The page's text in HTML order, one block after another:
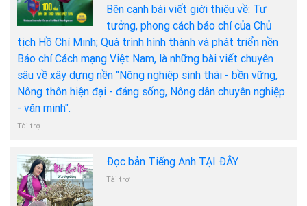
Bên cạnh bài viết giới thiệu về: Tư
tưởng, phong cách báo chí của Chủ
tịch Hồ Chí Minh; Quá trình hình thành và phát triển nền
Báo chí Cách mạng Việt Nam, là những bài viết chuyên
sâu về xây dựng nền "Nông nghiệp sinh thái - bền vững,
Nông thôn hiện đại - đáng sống, Nông dân chuyên nghiệp
- văn minh".
Tài trợ
Đọc bản Tiếng Anh TẠI ĐÂY
Tài trợ